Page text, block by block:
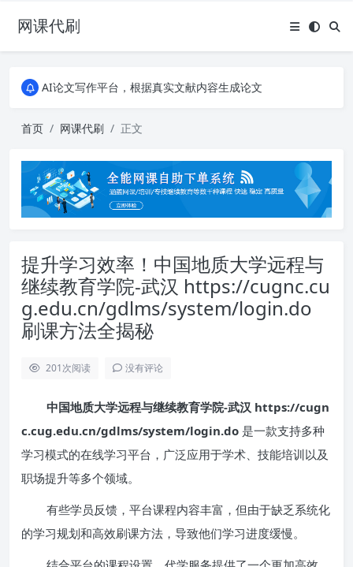
网课代刷
AI论文写作平台，根据真实文献内容生成论文
全能网课平台，大学生网课、成教、培训、继续教育。现已接入代刷代考项目3000+
全能网课平台，大学生网课、成教、培训、继续教育。现已接入代刷代考项目3000+
首页 网课代刷 正文
提升学习效率！中国地质大学远程与
继续教育学院-武汉 https://cugnc.cu
g.edu.cn/gdlms/system/login.do
刷课方法全揭秘
201次阅读 没有评论
中国地质大学远程与继续教育学院-武汉 https://cugn
c.cug.edu.cn/gdlms/system/login.do 是一款支持多种
学习模式的在线学习平台，广泛应用于学术、技能培训以及
职场提升等多个领域。
有些学员反馈，平台课程内容丰富，但由于缺乏系统化
的学习规划和高效刷课方法，导致他们学习进度缓慢。